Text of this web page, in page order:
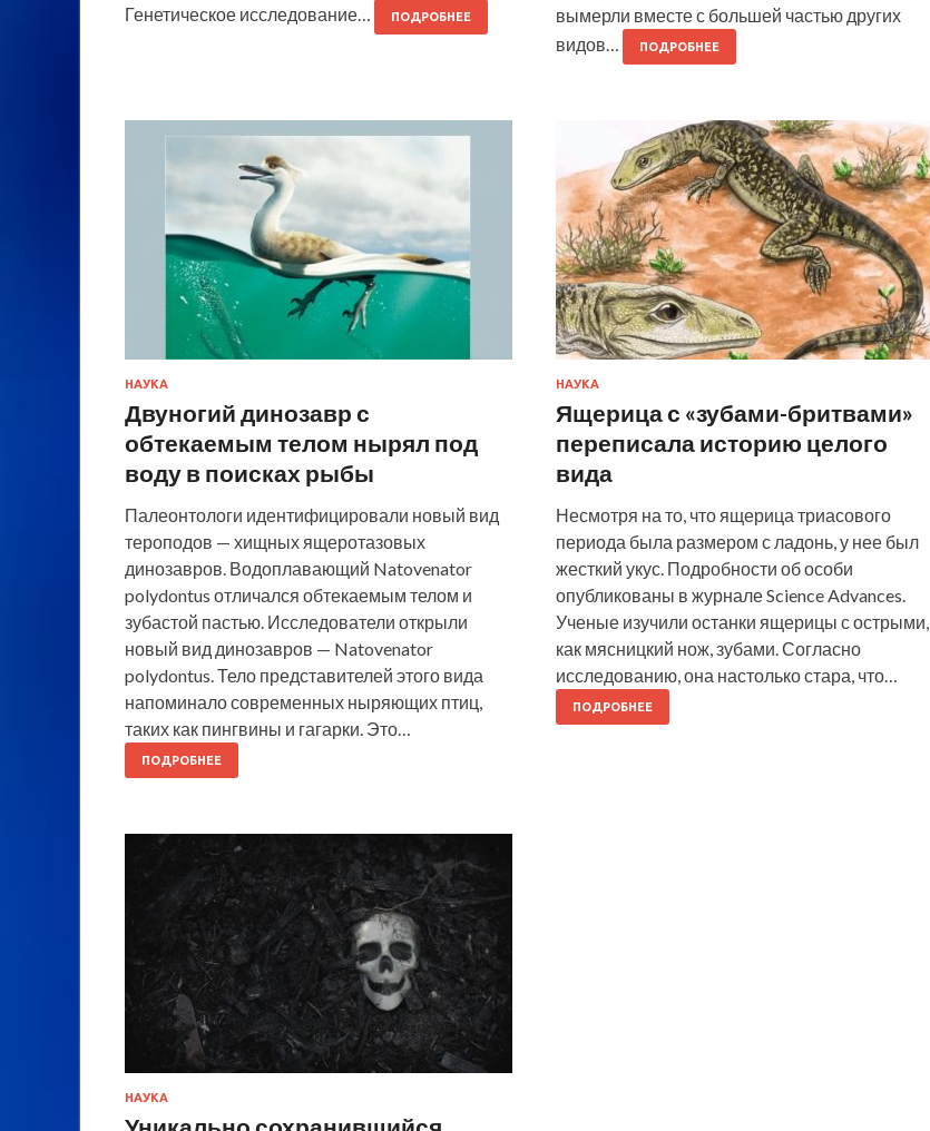
Генетическое исследование…
ПОДРОБНЕЕ
вымерли вместе с большей частью других
видов…
ПОДРОБНЕЕ
НАУКА
Двуногий динозавр с
обтекаемым телом нырял под
воду в поисках рыбы
Палеонтологи идентифицировали новый вид
тероподов — хищных ящеротазовых
динозавров. Водоплавающий Natovenator
polydontus отличался обтекаемым телом и
зубастой пастью. Исследователи открыли
новый вид динозавров — Natovenator
polydontus. Тело представителей этого вида
напоминало современных ныряющих птиц,
таких как пингвины и гагарки. Это…
ПОДРОБНЕЕ
НАУКА
Ящерица с «зубами-бритвами»
переписала историю целого
вида
Несмотря на то, что ящерица триасового
периода была размером с ладонь, у нее был
жесткий укус. Подробности об особи
опубликованы в журнале Science Advances.
Ученые изучили останки ящерицы с острыми,
как мясницкий нож, зубами. Согласно
исследованию, она настолько стара, что…
ПОДРОБНЕЕ
НАУКА